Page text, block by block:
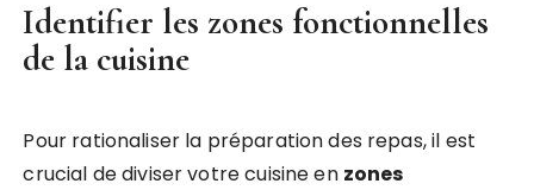
Identifier les zones fonctionnelles
de la cuisine
Pour rationaliser la préparation des repas, il est
crucial de diviser votre cuisine en zones